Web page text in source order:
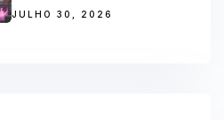
JULHO 30, 2026